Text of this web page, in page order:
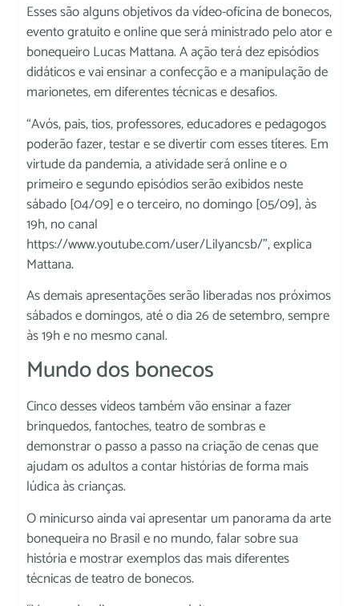
Esses são alguns objetivos da vídeo-oficina de bonecos,
evento gratuito e online que será ministrado pelo ator e
bonequeiro Lucas Mattana. A ação terá dez episódios
didáticos e vai ensinar a confecção e a manipulação de
marionetes, em diferentes técnicas e desafios.
“Avós, pais, tios, professores, educadores e pedagogos
poderão fazer, testar e se divertir com esses títeres. Em
virtude da pandemia, a atividade será online e o
primeiro e segundo episódios serão exibidos neste
sábado [04/09] e o terceiro, no domingo [05/09], às
19h, no canal
https://www.youtube.com/user/Lilyancsb/”, explica
Mattana.
As demais apresentações serão liberadas nos próximos
sábados e domingos, até o dia 26 de setembro, sempre
às 19h e no mesmo canal.
Mundo dos bonecos
Cinco desses vídeos também vão ensinar a fazer
brinquedos, fantoches, teatro de sombras e
demonstrar o passo a passo na criação de cenas que
ajudam os adultos a contar histórias de forma mais
lúdica às crianças.
O minicurso ainda vai apresentar um panorama da arte
bonequeira no Brasil e no mundo, falar sobre sua
história e mostrar exemplos das mais diferentes
técnicas de teatro de bonecos.